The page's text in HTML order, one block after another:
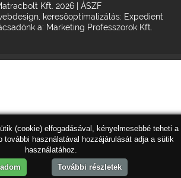
Kft. 2026 | ÁSZF
keresőoptimalizálás: Expedient
a: Marketing Professzorok Kft.
(cookie) elfogadásával, kényelmesebbé teheti a
további használatával hozzájárulását adja a sütik
használatához.
További részletek